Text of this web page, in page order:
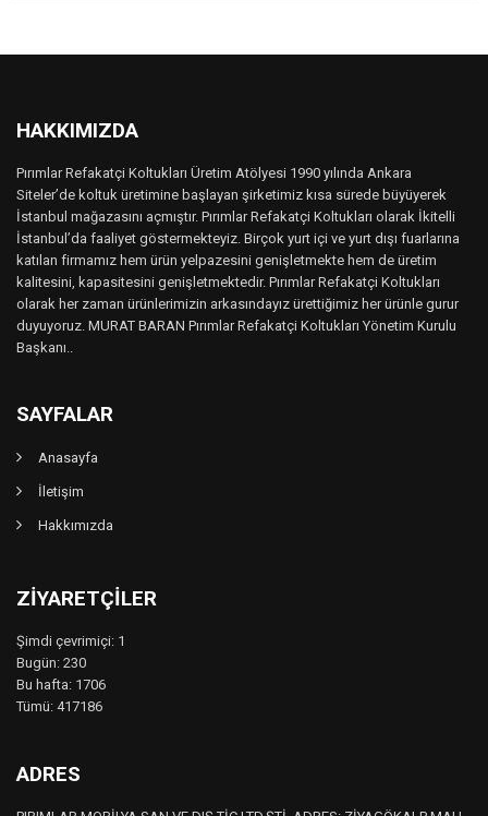
HAKKIMIZDA
Pırımlar Refakatçi Koltukları Üretim Atölyesi 1990 yılında Ankara
Siteler’de koltuk üretimine başlayan şirketimiz kısa sürede büyüyerek
İstanbul mağazasını açmıştır. Pırımlar Refakatçi Koltukları olarak İkitelli
İstanbul’da faaliyet göstermekteyiz. Birçok yurt içi ve yurt dışı fuarlarına
katılan firmamız hem ürün yelpazesini genişletmekte hem de üretim
kalitesini, kapasitesini genişletmektedir. Pırımlar Refakatçi Koltukları
olarak her zaman ürünlerimizin arkasındayız ürettiğimiz her ürünle gurur
duyuyoruz. MURAT BARAN Pırımlar Refakatçi Koltukları Yönetim Kurulu
Başkanı..
SAYFALAR
Anasayfa
İletişim
Hakkımızda
ZIYARETÇILER
Şimdi çevrimiçi: 1
Bugün: 230
Bu hafta: 1706
Tümü: 417186
ADRES